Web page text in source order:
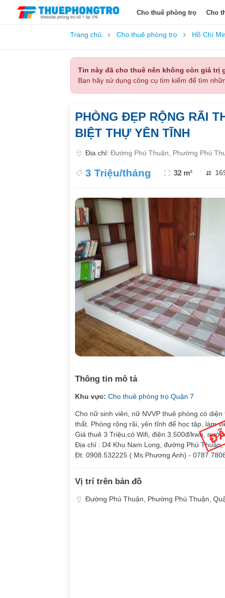
Cho thuê phòng trọ Cho
Trang chủ Cho thuê phòng trọ Hồ Chí
Tin này đã cho thuê nên không còn giá trị
Bạn hãy sử dụng công cụ tìm kiếm để tìm
PHÒNG ĐẸP RỘNG RÃI
BIỆT THỰ YÊN TĨNH
Địa chỉ: Đường Phú Thuận, Phường Phú
3 Triệu/tháng 32 m²
Thông tin mô tả
Khu vực: Cho thuê phòng trọ Quận 7
Cho nữ sinh viên, nữ NVVP thuê phòng có
thất. Phòng rộng rãi, yên tĩnh để học tập, làm
Giá thuê 3 Triệu,có Wifi, điện 3.500đ/kwh,
Địa chỉ : D4 Khu Nam Long, đường Phú
Đt: 0908.532225 ( Ms.Phương Anh) -
Vị trí trên bản đồ
Đường Phú Thuận, Phường Phú Thuận,